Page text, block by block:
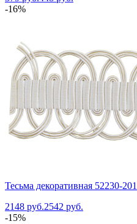
-16%
Тесьма декоративная 52230-
2148 руб.2542 руб.
-15%